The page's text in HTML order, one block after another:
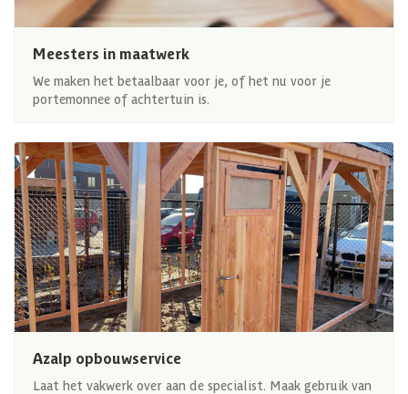
Meesters in maatwerk
We maken het betaalbaar voor je, of het nu voor je
portemonnee of achtertuin is.
Azalp opbouwservice
Laat het vakwerk over aan de specialist. Maak gebruik van